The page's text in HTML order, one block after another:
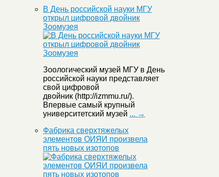
В День российской науки МГУ
открыл цифровой двойник
Зоомузея
Зоологический музей МГУ в День
российской науки представляет
свой цифровой
двойник (http://izmmu.ru/).
Впервые самый крупный
университетский музей ... →
Фабрика сверхтяжелых
элементов ОИЯИ произвела
пять новых изотопов